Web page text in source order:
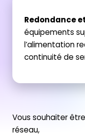
Redondance
équipements
l’alimentation
continuité de
Vous souhaiter
réseau,